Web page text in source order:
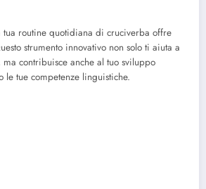
tua routine quotidiana di cruciverba offre
strumento innovativo non solo ti aiuta a
contribuisce anche al tuo sviluppo
le tue competenze linguistiche.